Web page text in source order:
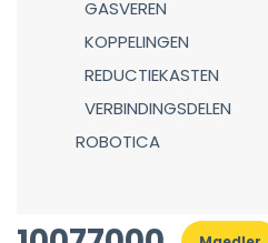
GASVEREN
KOPPELINGEN
REDUCTIEKASTEN
VERBINDINGSDELEN
ROBOTICA